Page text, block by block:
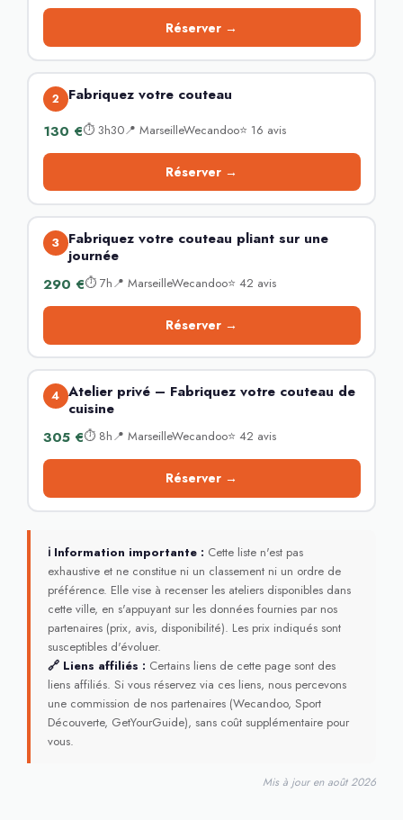
Réserver →
2 Fabriquez votre couteau
130 €⏱ 3h30📍 MarseilleWecandoo⭐ 16 avis
Réserver →
3 Fabriquez votre couteau pliant sur une
journée
290 €⏱ 7h📍 MarseilleWecandoo⭐ 42 avis
Réserver →
4 Atelier privé – Fabriquez votre couteau de
cuisine
305 €⏱ 8h📍 MarseilleWecandoo⭐ 42 avis
Réserver →
ℹ Information importante : Cette liste n'est pas
exhaustive et ne constitue ni un classement ni un ordre de
préférence. Elle vise à recenser les ateliers disponibles dans
cette ville, en s'appuyant sur les données fournies par nos
partenaires (prix, avis, disponibilité). Les prix indiqués sont
susceptibles d'évoluer.
🔗 Liens affiliés : Certains liens de cette page sont des
liens affiliés. Si vous réservez via ces liens, nous percevons
une commission de nos partenaires (Wecandoo, Sport
Découverte, GetYourGuide), sans coût supplémentaire pour
vous.
Mis à jour en août 2026